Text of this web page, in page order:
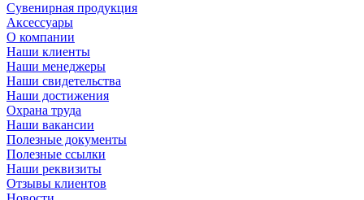
Сувенирная продукция
Аксессуары
О компании
Наши клиенты
Наши менеджеры
Наши свидетельства
Наши достижения
Охрана труда
Наши вакансии
Полезные документы
Полезные ссылки
Наши реквизиты
Отзывы клиентов